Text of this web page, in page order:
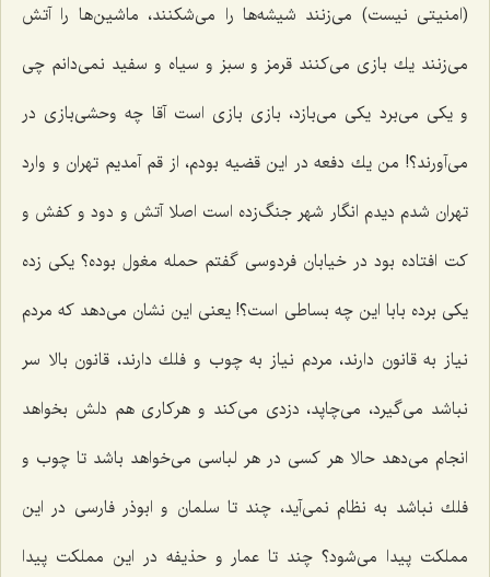
(امنیتی نیست) می‌زنند شیشه‌ها را می‌شكنند، ماشین‌ها را آتش
می‌زنند یك بازی می‌كنند قرمز و سبز و سیاه و سفید نمی‌دانم چی
و یكی می‌برد یكی می‌بازد، بازی بازی است آقا چه وحشی‌بازی در
می‌آورند؟! من یك دفعه در این قضیه بودم، از قم آمدیم تهران و وارد
تهران شدم دیدم انگار شهر جنگ‌زده است اصلا آتش و دود و كفش و
كت افتاده بود در خیابان فردوسی گفتم حمله مغول بوده؟ یكی زده
یكی برده بابا این چه بساطی است؟! یعنی این نشان می‌دهد كه مردم
نیاز به قانون دارند، مردم نیاز به چوب و فلك دارند، قانون بالا سر
نباشد می‌گیرد، می‌چاپد، دزدی می‌كند و هركاری هم دلش بخواهد
انجام می‌دهد حالا هر كسی در هر لباسی می‌خواهد باشد تا چوب و
فلك نباشد به نظام نمی‌آید، چند تا سلمان و ابوذر فارسی در این
مملكت پیدا می‌شود؟ چند تا عمار و حذیفه در این مملكت پیدا